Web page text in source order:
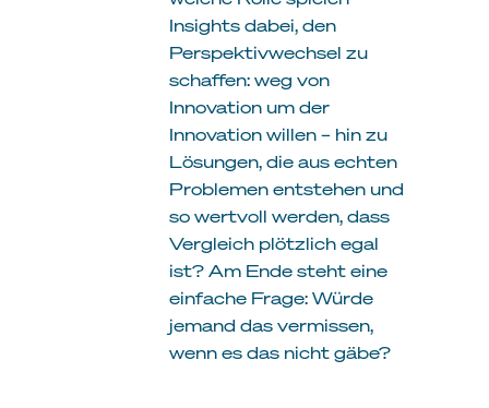
Insights dabei, den
Perspektivwechsel zu
schaffen: weg von
Innovation um der
Innovation willen – hin zu
Lösungen, die aus echten
Problemen entstehen und
so wertvoll werden, dass
Vergleich plötzlich egal
ist? Am Ende steht eine
einfache Frage: Würde
jemand das vermissen,
wenn es das nicht gäbe?